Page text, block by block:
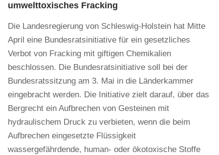
umwelttoxisches Fracking
Die Landesregierung von Schleswig-Holstein hat Mitte
April eine Bundesratsinitiative für ein gesetzliches
Verbot von Fracking mit giftigen Chemikalien
beschlossen. Die Bundesratsinitiative soll bei der
Bundesratssitzung am 3. Mai in die Länderkammer
eingebracht werden. Die Initiative zielt darauf, über das
Bergrecht ein Aufbrechen von Gesteinen mit
hydraulischem Druck zu verbieten, wenn die beim
Aufbrechen eingesetzte Flüssigkeit
wassergefährdende, human- oder ökotoxische Stoffe